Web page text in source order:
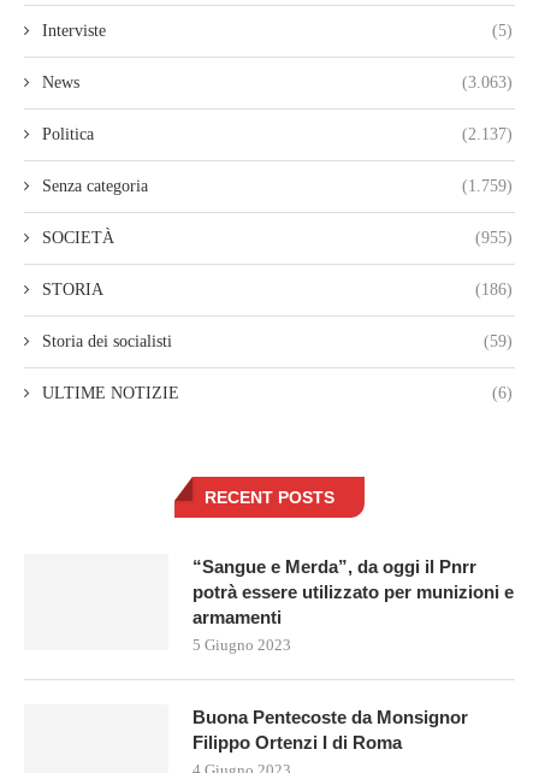
Interviste (5)
News (3.063)
Politica (2.137)
Senza categoria (1.759)
SOCIETÀ (955)
STORIA (186)
Storia dei socialisti (59)
ULTIME NOTIZIE (6)
RECENT POSTS
“Sangue e Merda”, da oggi il Pnrr
potrà essere utilizzato per munizioni e
armamenti
5 Giugno 2023
Buona Pentecoste da Monsignor
Filippo Ortenzi I di Roma